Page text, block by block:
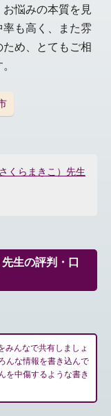
悩みの本質を見
も高く、また雰
め、とてもご相
くらまきこ）先生
生の評判・口
みんなで共有しましょ
んな情報を書き込んで
を中傷するような書き